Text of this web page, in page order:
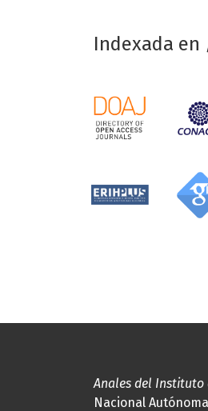
Indexada
Anales del Instituto
Nacional